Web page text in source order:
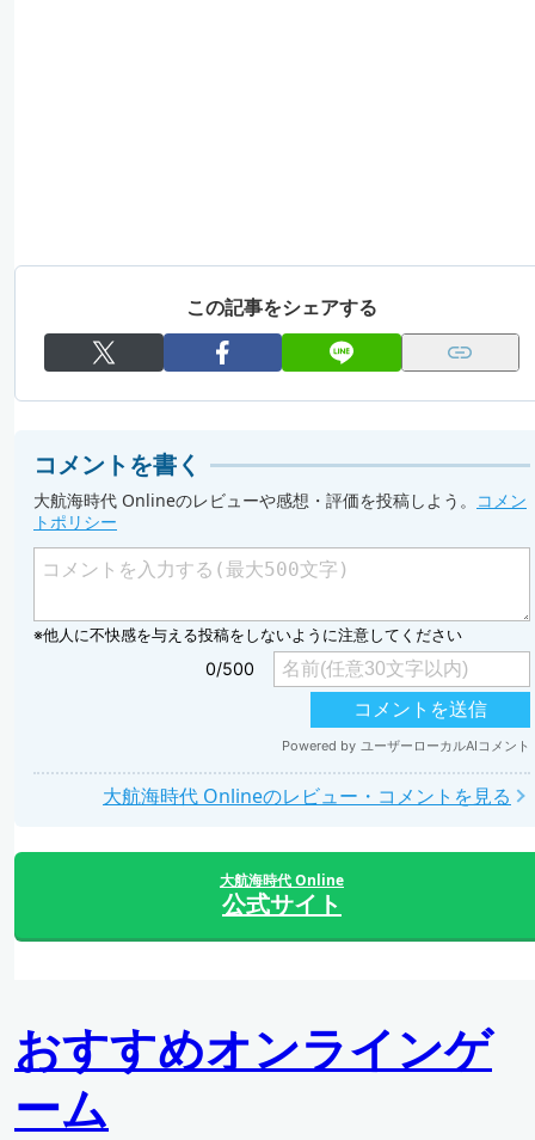
この記事をシェアする
コメントを書く
大航海時代 Onlineのレビューや感想・評価を投稿しよう。 コメン
トポリシー
大航海時代 Onlineのレビュー・コメントを見る
大航海時代 Online
公式サイト
おすすめオンラインゲ
ーム